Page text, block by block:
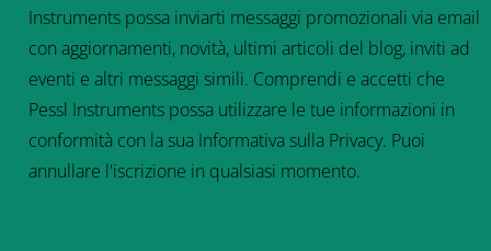
Instruments possa inviarti messaggi promozionali via email
con aggiornamenti, novità, ultimi articoli del blog, inviti ad
eventi e altri messaggi simili. Comprendi e accetti che
Pessl Instruments possa utilizzare le tue informazioni in
conformità con la sua Informativa sulla Privacy. Puoi
annullare l'iscrizione in qualsiasi momento.